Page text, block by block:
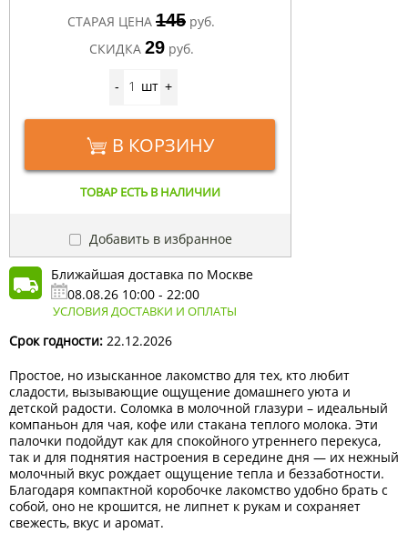
СТАРАЯ ЦЕНА 145 руб.
СКИДКА 29 руб.
- шт +
В КОРЗИНУ
ТОВАР ЕСТЬ В НАЛИЧИИ
Добавить в избранное
Ближайшая доставка по Москве
08.08.26 10:00 - 22:00
УСЛОВИЯ ДОСТАВКИ И ОПЛАТЫ
Срок годности: 22.12.2026
Простое, но изысканное лакомство для тех, кто любит
сладости, вызывающие ощущение домашнего уюта и
детской радости. Соломка в молочной глазури – идеальный
компаньон для чая, кофе или стакана теплого молока. Эти
палочки подойдут как для спокойного утреннего перекуса,
так и для поднятия настроения в середине дня — их нежный
молочный вкус рождает ощущение тепла и беззаботности.
Благодаря компактной коробочке лакомство удобно брать с
собой, оно не крошится, не липнет к рукам и сохраняет
свежесть, вкус и аромат.